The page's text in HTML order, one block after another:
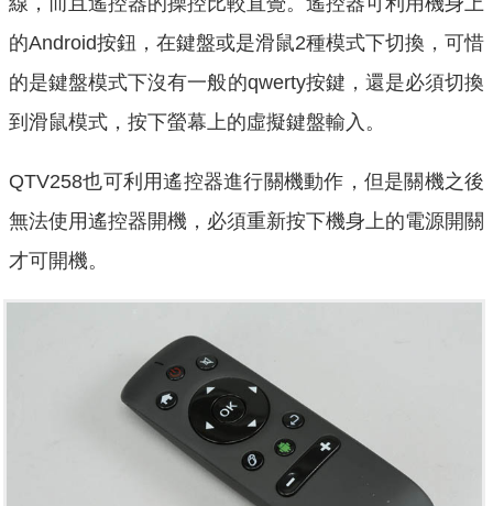
的Android按鈕，在鍵盤或是滑鼠2種模式下切換，可惜
的是鍵盤模式下沒有一般的qwerty按鍵，還是必須切換
到滑鼠模式，按下螢幕上的虛擬鍵盤輸入。
QTV258也可利用遙控器進行關機動作，但是關機之後
無法使用遙控器開機，必須重新按下機身上的電源開關
才可開機。